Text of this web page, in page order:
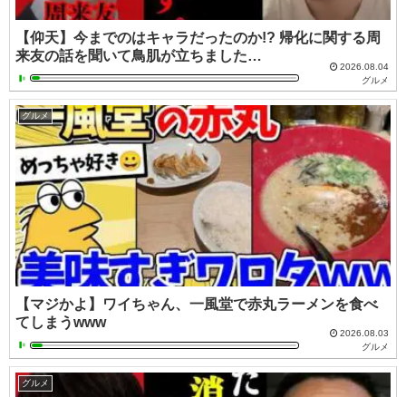
【仰天】今までのはキャラだったのか!? 帰化に関する周
来友の話を聞いて鳥肌が立ちました…
2026.08.04
グルメ
グルメ
【マジかよ】ワイちゃん、一風堂で赤丸ラーメンを食べ
てしまうwww
2026.08.03
グルメ
グルメ